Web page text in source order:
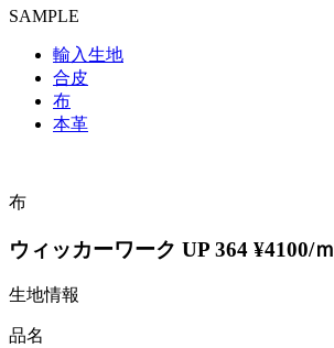
SAMPLE
輸入生地
合皮
布
本革
布
ウィッカーワーク UP 364 ¥4100/ｍ
生地情報
品名